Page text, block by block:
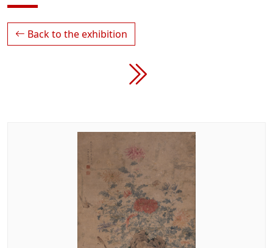
Back to the exhibition